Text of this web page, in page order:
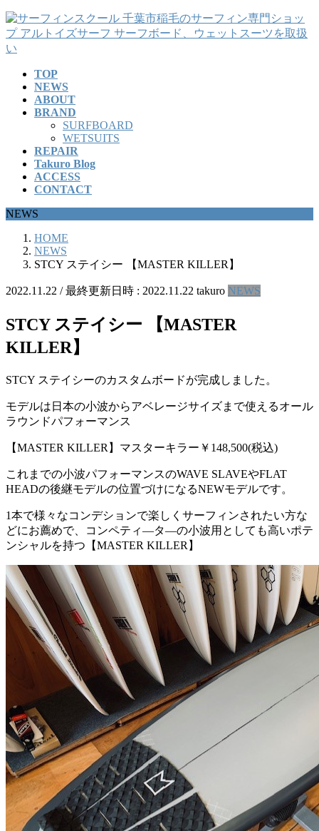
コ
ン
テ
ナ
ビ
ゲ
TOP
NEWS
ABOUT
BRAND
SURFBOARD
WETSUITS
REPAIR
Takuro Blog
ACCESS
CONTACT
NEWS
HOME
NEWS
STCY ステイシー 【MASTER KILLER】
2022.11.22 / 最終更新日時 : 2022.11.22 takuro NEWS
STCY ステイシー 【MASTER
KILLER】
STCY ステイシーのカスタムボードが完成しました。
モデルは日本の小波からアベレージサイズまで使えるオール
ラウンドパフォーマンス
【MASTER KILLER】マスターキラー￥148,500(税込)
これまでの小波パフォーマンスのWAVE SLAVEやFLAT
HEADの後継モデルの位置づけになるNEWモデルです。
1本で様々なコンデションで楽しくサーフィンされたい方な
どにお薦めで、コンペティ―タ―の小波用としても高いポテ
ンシャルを持つ【MASTER KILLER】